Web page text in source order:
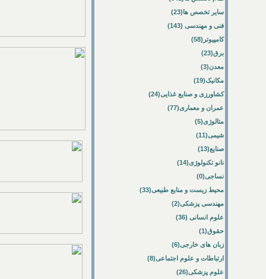
سایر تخصص ها(23)
فنی و مهندسی (143)
کامپیوتر(58)
برق(23)
معدن(3)
مکانیک(19)
کشاورزی و صنایع غذایی(24)
عمران و معماری(77)
متالوژی(5)
شیمی(11)
صنایع(13)
نانو تکنولوژی(14)
نساجی(0)
محیط زیست و منابع طبیعی(33)
مهندسی پزشکی(2)
علوم انسانی (36)
حقوق(1)
زبان های خارجی(6)
ارتباطات و علوم اجتماعی(8)
علوم پزشکی(26)